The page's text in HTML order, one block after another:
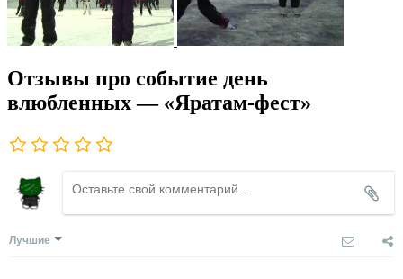
Отзывы про событие день
влюбленных — «Яратам-фест»
Лучшие